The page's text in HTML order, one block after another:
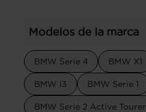
Modelos de la marca
BMW Serie 4 BMW X1
BMW I3 BMW Serie 1
BMW Serie 2 Active Tourer